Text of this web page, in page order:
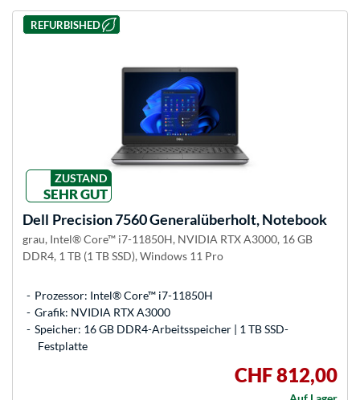
REFURBISHED
ZUSTAND
SEHR GUT
Dell Precision 7560 Generalüberholt, Notebook
grau, Intel® Core™ i7-11850H, NVIDIA RTX A3000, 16 GB
DDR4, 1 TB (1 TB SSD), Windows 11 Pro
Prozessor: Intel® Core™ i7-11850H
Grafik: NVIDIA RTX A3000
Speicher: 16 GB DDR4-Arbeitsspeicher | 1 TB SSD-
Festplatte
CHF 812,00